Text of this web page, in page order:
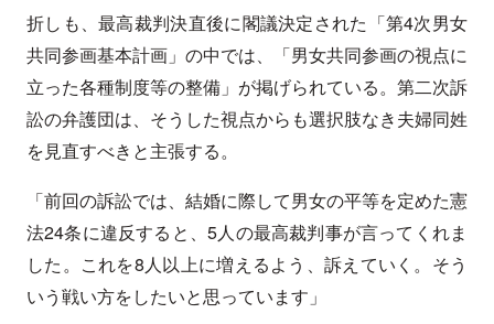
折しも、最高裁判決直後に閣議決定された「第4次男女
共同参画基本計画」の中では、「男女共同参画の視点に
立った各種制度等の整備」が掲げられている。第二次訴
訟の弁護団は、そうした視点からも選択肢なき夫婦同姓
を見直すべきと主張する。
「前回の訴訟では、結婚に際して男女の平等を定めた憲
法24条に違反すると、5人の最高裁判事が言ってくれま
した。これを8人以上に増えるよう、訴えていく。そう
いう戦い方をしたいと思っています」